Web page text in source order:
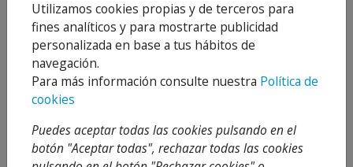
Descripción
Detalles
Opiniones
Utilizamos cookies propias y de terceros para
fines analíticos y para mostrarte publicidad
personalizada en base a tus hábitos de
navegación.
Para más información consulte nuestra Política de
cookies
Puedes aceptar todas las cookies pulsando en el
botón "Aceptar todas", rechazar todas las cookies